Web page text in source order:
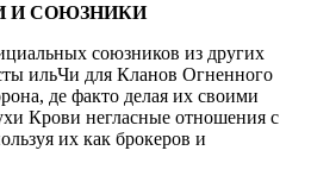
И СОЮЗНИКИ
союзников из других
ильЧи для Кланов Огненного
де факто делая их своими
Крови негласные отношения с
их как брокеров и